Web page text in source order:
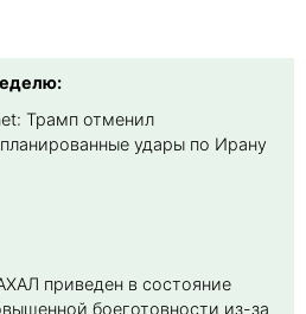
Трамп отменил
удары по Ирану
приведен в состояние
боеготовности из-за